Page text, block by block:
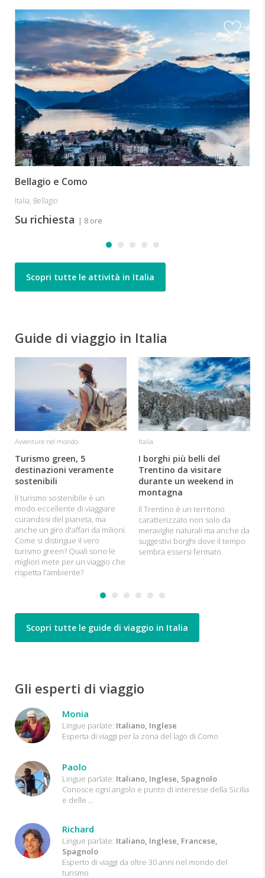
Bellagio e Como
Italia, Bellagio
Su richiesta | 8 ore
Scopri tutte le attività in Italia
Guide di viaggio in Italia
Avventure nel mondo
Turismo green, 5
destinazioni veramente
sostenibili
Il turismo sostenibile è un
modo eccellente di viaggiare
curandosi del pianeta, ma
anche un giro d'affari da milioni.
Come si distingue il vero
turismo green? Quali sono le
migliori mete per un viaggio che
rispetta l'ambiente?
Italia
I borghi più belli del
Trentino da visitare
durante un weekend in
montagna
Il Trentino è un territorio
caratterizzato non solo da
meraviglie naturali ma anche da
suggestivi borghi dove il tempo
sembra essersi fermato.
Scopri tutte le guide di viaggio in Italia
Gli esperti di viaggio
Monia
Lingue parlate: Italiano, Inglese
Esperta di viaggi per la zona del lago di Como
Paolo
Lingue parlate: Italiano, Inglese, Spagnolo
Conosce ogni angolo e punto di interesse della Sicilia
e delle ...
Richard
Lingue parlate: Italiano, Inglese, Francese,
Spagnolo
Esperto di viaggi da oltre 30 anni nel mondo del
turismo